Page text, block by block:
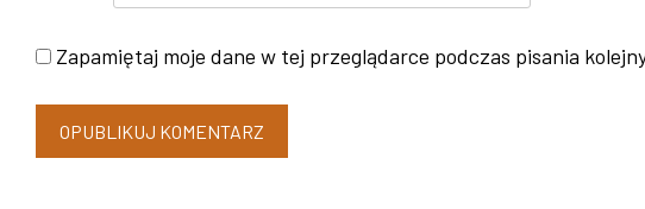
Zapamiętaj moje dane w tej przeglądarce podczas pisania